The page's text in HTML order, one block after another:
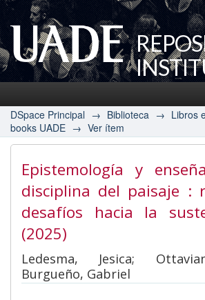
UADE
DSpace Principal → Biblioteca → Libros
books UADE → Ver ítem
Epistemología y
disciplina del paisaje :
desafíos hacia la
(2025)
Ledesma, Jesica;
Burgueño, Gabriel